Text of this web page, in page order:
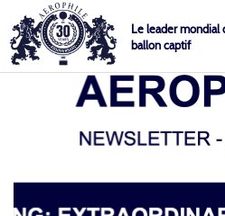
to
content
Aérophile – Le leader mondial du
Le leader mondial
ballon captif
Cookies management panel